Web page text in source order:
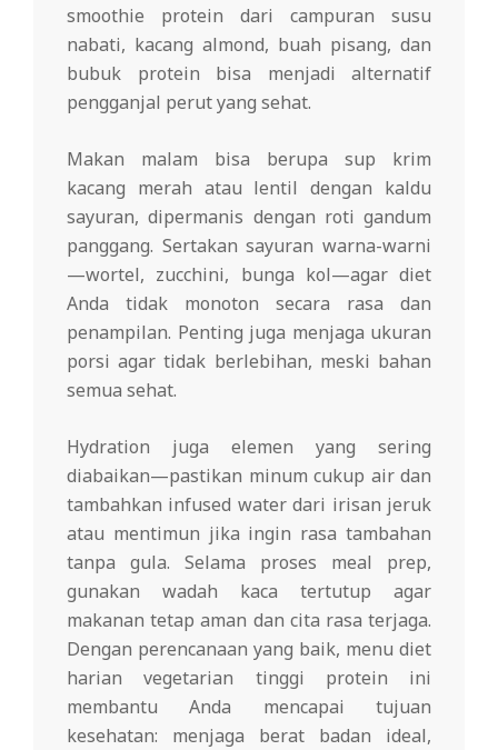
smoothie protein dari campuran susu
nabati, kacang almond, buah pisang, dan
bubuk protein bisa menjadi alternatif
pengganjal perut yang sehat.
Makan malam bisa berupa sup krim
kacang merah atau lentil dengan kaldu
sayuran, dipermanis dengan roti gandum
panggang. Sertakan sayuran warna-warni
—wortel, zucchini, bunga kol—agar diet
Anda tidak monoton secara rasa dan
penampilan. Penting juga menjaga ukuran
porsi agar tidak berlebihan, meski bahan
semua sehat.
Hydration juga elemen yang sering
diabaikan—pastikan minum cukup air dan
tambahkan infused water dari irisan jeruk
atau mentimun jika ingin rasa tambahan
tanpa gula. Selama proses meal prep,
gunakan wadah kaca tertutup agar
makanan tetap aman dan cita rasa terjaga.
Dengan perencanaan yang baik, menu diet
harian vegetarian tinggi protein ini
membantu Anda mencapai tujuan
kesehatan: menjaga berat badan ideal,